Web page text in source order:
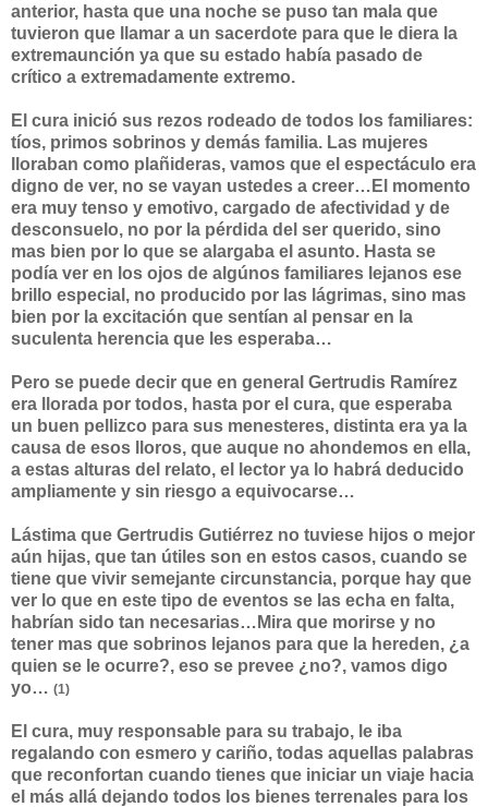
anterior, hasta que una noche se puso tan mala que
tuvieron que llamar a un sacerdote para que le diera la
extremaunción ya que su estado había pasado de
crítico a extremadamente extremo.
El cura inició sus rezos rodeado de todos los familiares:
tíos, primos sobrinos y demás familia. Las mujeres
lloraban como plañideras, vamos que el espectáculo era
digno de ver, no se vayan ustedes a creer…El momento
era muy tenso y emotivo, cargado de afectividad y de
desconsuelo, no por la pérdida del ser querido, sino
mas bien por lo que se alargaba el asunto. Hasta se
podía ver en los ojos de algúnos familiares lejanos ese
brillo especial, no producido por las lágrimas, sino mas
bien por la excitación que sentían al pensar en la
suculenta herencia que les esperaba…
Pero se puede decir que en general Gertrudis Ramírez
era llorada por todos, hasta por el cura, que esperaba
un buen pellizco para sus menesteres, distinta era ya la
causa de esos lloros, que auque no ahondemos en ella,
a estas alturas del relato, el lector ya lo habrá deducido
ampliamente y sin riesgo a equivocarse…
Lástima que Gertrudis Gutiérrez no tuviese hijos o mejor
aún hijas, que tan útiles son en estos casos, cuando se
tiene que vivir semejante circunstancia, porque hay que
ver lo que en este tipo de eventos se las echa en falta,
habrían sido tan necesarias…Mira que morirse y no
tener mas que sobrinos lejanos para que la hereden, ¿a
quien se le ocurre?, eso se prevee ¿no?, vamos digo
yo… (1)
El cura, muy responsable para su trabajo, le iba
regalando con esmero y cariño, todas aquellas palabras
que reconfortan cuando tienes que iniciar un viaje hacia
el más allá dejando todos los bienes terrenales para los